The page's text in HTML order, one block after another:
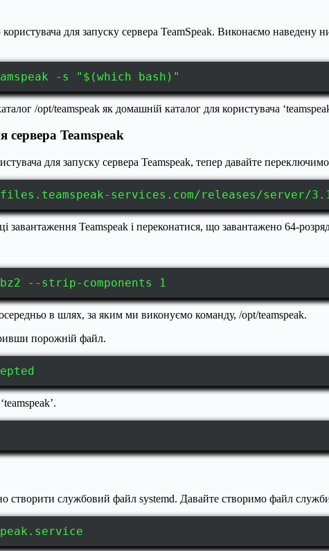
для запуску сервера TeamSpeak. Виконаємо наведену
-s "$(which bash)"
/opt/teamspeak як домашній каталог для користувача
сервера Teamspeak
для запуску сервера Teamspeak, тепер давайте
services.com/releases/server/
завантаження Teamspeak і переконатися, що завантажено 64-
--strip-components 1
в шлях, за яким ми виконуємо команду, /opt/teamspeak.
порожній файл.
створити службовий файл systemd. Давайте створимо файл